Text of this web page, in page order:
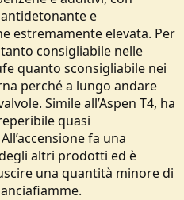
e
estremamente elevata. Per
consigliabile nelle
quanto sconsigliabile nei
perché a lungo andare
Simile all’Aspen T4, ha
quasi
fa una
altri prodotti ed è
una quantità minore di